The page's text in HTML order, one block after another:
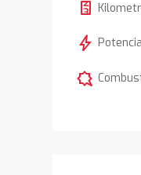
bolt
comic_bubble